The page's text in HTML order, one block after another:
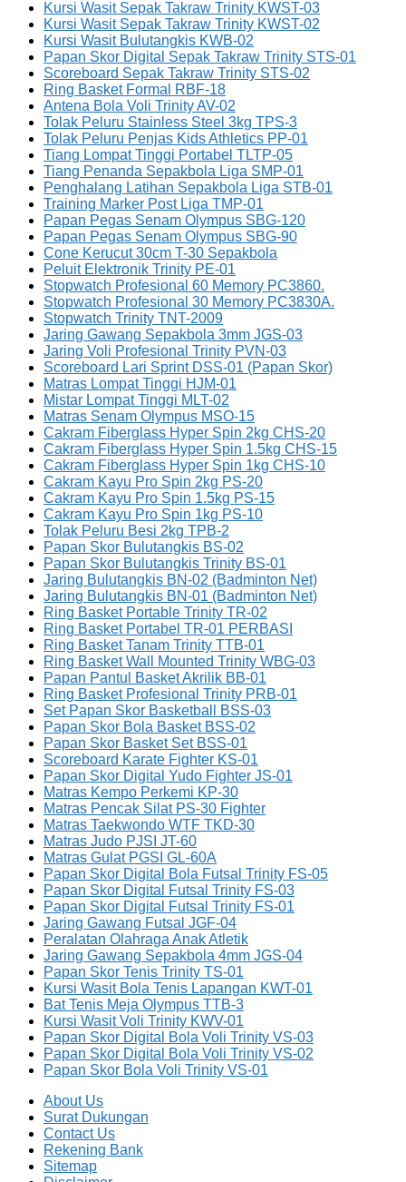
Kursi Wasit Sepak Takraw Trinity KWST-03
Kursi Wasit Sepak Takraw Trinity KWST-02
Kursi Wasit Bulutangkis KWB-02
Papan Skor Digital Sepak Takraw Trinity STS-01
Scoreboard Sepak Takraw Trinity STS-02
Ring Basket Formal RBF-18
Antena Bola Voli Trinity AV-02
Tolak Peluru Stainless Steel 3kg TPS-3
Tolak Peluru Penjas Kids Athletics PP-01
Tiang Lompat Tinggi Portabel TLTP-05
Tiang Penanda Sepakbola Liga SMP-01
Penghalang Latihan Sepakbola Liga STB-01
Training Marker Post Liga TMP-01
Papan Pegas Senam Olympus SBG-120
Papan Pegas Senam Olympus SBG-90
Cone Kerucut 30cm T-30 Sepakbola
Peluit Elektronik Trinity PE-01
Stopwatch Profesional 60 Memory PC3860.
Stopwatch Profesional 30 Memory PC3830A.
Stopwatch Trinity TNT-2009
Jaring Gawang Sepakbola 3mm JGS-03
Jaring Voli Profesional Trinity PVN-03
Scoreboard Lari Sprint DSS-01 (Papan Skor)
Matras Lompat Tinggi HJM-01
Mistar Lompat Tinggi MLT-02
Matras Senam Olympus MSO-15
Cakram Fiberglass Hyper Spin 2kg CHS-20
Cakram Fiberglass Hyper Spin 1.5kg CHS-15
Cakram Fiberglass Hyper Spin 1kg CHS-10
Cakram Kayu Pro Spin 2kg PS-20
Cakram Kayu Pro Spin 1.5kg PS-15
Cakram Kayu Pro Spin 1kg PS-10
Tolak Peluru Besi 2kg TPB-2
Papan Skor Bulutangkis BS-02
Papan Skor Bulutangkis Trinity BS-01
Jaring Bulutangkis BN-02 (Badminton Net)
Jaring Bulutangkis BN-01 (Badminton Net)
Ring Basket Portable Trinity TR-02
Ring Basket Portabel TR-01 PERBASI
Ring Basket Tanam Trinity TTB-01
Ring Basket Wall Mounted Trinity WBG-03
Papan Pantul Basket Akrilik BB-01
Ring Basket Profesional Trinity PRB-01
Set Papan Skor Basketball BSS-03
Papan Skor Bola Basket BSS-02
Papan Skor Basket Set BSS-01
Scoreboard Karate Fighter KS-01
Papan Skor Digital Yudo Fighter JS-01
Matras Kempo Perkemi KP-30
Matras Pencak Silat PS-30 Fighter
Matras Taekwondo WTF TKD-30
Matras Judo PJSI JT-60
Matras Gulat PGSI GL-60A
Papan Skor Digital Bola Futsal Trinity FS-05
Papan Skor Digital Futsal Trinity FS-03
Papan Skor Digital Futsal Trinity FS-01
Jaring Gawang Futsal JGF-04
Peralatan Olahraga Anak Atletik
Jaring Gawang Sepakbola 4mm JGS-04
Papan Skor Tenis Trinity TS-01
Kursi Wasit Bola Tenis Lapangan KWT-01
Bat Tenis Meja Olympus TTB-3
Kursi Wasit Voli Trinity KWV-01
Papan Skor Digital Bola Voli Trinity VS-03
Papan Skor Digital Bola Voli Trinity VS-02
Papan Skor Bola Voli Trinity VS-01
About Us
Surat Dukungan
Contact Us
Rekening Bank
Sitemap